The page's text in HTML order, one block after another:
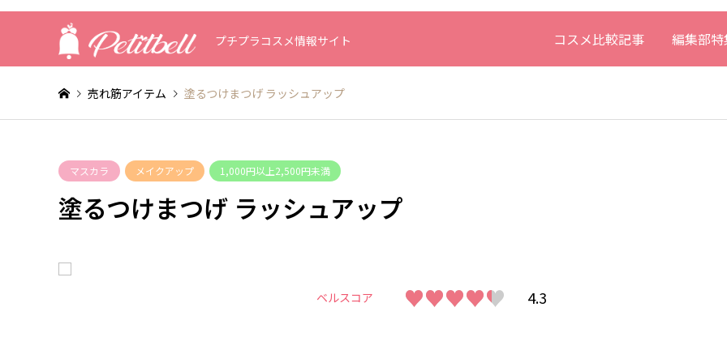
プチプラコスメ情報サイト コスメ比較記事 編集部
売れ筋アイテム 塗るつけまつげ ラッシュアップ
マスカラ メイクアップ 1,000円以上2,500円未満
塗るつけまつげ ラッシュアップ
ベルスコア ♥♥♥♥♥
♥♥♥♥♥ 4.3